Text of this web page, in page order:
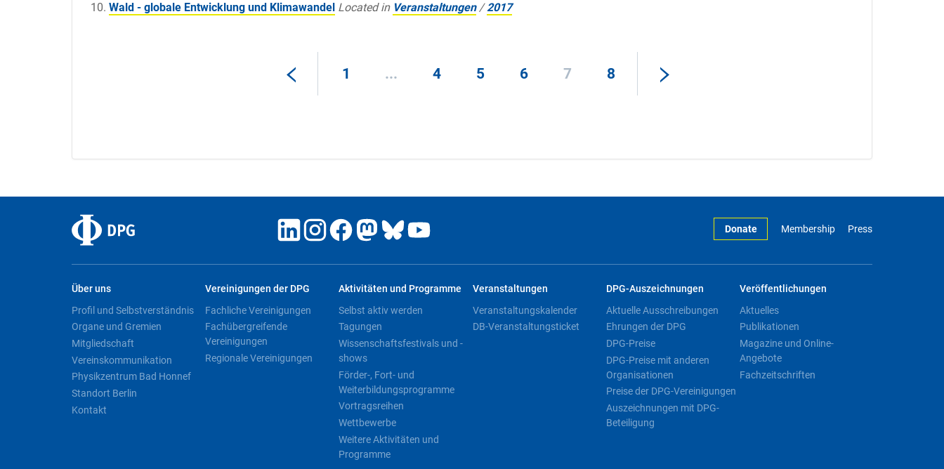
Wald - globale Entwicklung und Klimawandel Located in Veranstaltungen /2017
1 ... 4 5 6 7 8
Donate Membership Press
Über uns
Profil und Selbstverständnis
Organe und Gremien
Mitgliedschaft
Vereinskommunikation
Physikzentrum Bad Honnef
Standort Berlin
Kontakt
Vereinigungen der DPG
Fachliche Vereinigungen
Fachübergreifende
Vereinigungen
Regionale Vereinigungen
Aktivitäten und Programme
Selbst aktiv werden
Tagungen
Wissenschaftsfestivals und -
shows
Förder-, Fort- und
Weiterbildungsprogramme
Vortragsreihen
Wettbewerbe
Weitere Aktivitäten und
Programme
Veranstaltungen
Veranstaltungskalender
DB-Veranstaltungsticket
DPG-Auszeichnungen
Aktuelle Ausschreibungen
Ehrungen der DPG
DPG-Preise
DPG-Preise mit anderen
Organisationen
Preise der DPG-Vereinigungen
Auszeichnungen mit DPG-
Beteiligung
Veröffentlichungen
Aktuelles
Publikationen
Magazine und Online-
Angebote
Fachzeitschriften